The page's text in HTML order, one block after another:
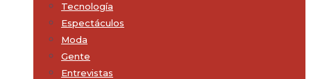
Tecnología
Espectáculos
Moda
Gente
Entrevistas